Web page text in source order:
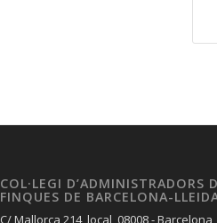
COL·LEGI D’ADMINISTRADORS
FINQUES DE BARCELONA-
C/ Mallorca 214, local, 08008 - Barcelona